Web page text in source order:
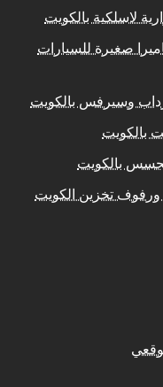
لاسلكية بالكويت
صغيرة للسيارات
وسيرفس بالكويت
بالكويت
بالكويت
ورفوف تخزين الكويت